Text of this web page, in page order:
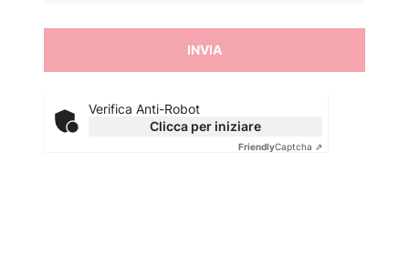
Verifica Anti-Robot
Clicca per iniziare
FriendlyCaptcha ⇗